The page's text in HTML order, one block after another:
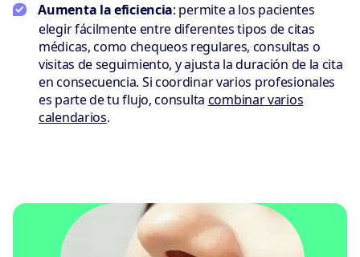
Aumenta la eficiencia: permite a los pacientes
elegir fácilmente entre diferentes tipos de citas
médicas, como chequeos regulares, consultas o
visitas de seguimiento, y ajusta la duración de la cita
en consecuencia. Si coordinar varios profesionales
es parte de tu flujo, consulta combinar varios
calendarios.